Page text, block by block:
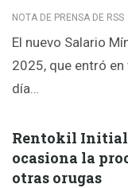
NOTA DE PRENSA DE RSS
El nuevo Salario
2025, que entró
día…
Rentokil Initial
ocasiona la
otras orugas